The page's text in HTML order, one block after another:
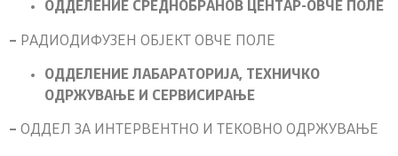
ОДДЕЛЕНИЕ СРЕДНОБРАНОВ ЦЕНТАР-ОВЧЕ ПОЛЕ
– РАДИОДИФУЗЕН ОБЈЕКТ ОВЧЕ ПОЛЕ
ОДДЕЛЕНИЕ ЛАБАРАТОРИЈА, ТЕХНИЧКО
ОДРЖУВАЊЕ И СЕРВИСИРАЊЕ
– ОДДЕЛ ЗА ИНТЕРВЕНТНО И ТЕКОВНО ОДРЖУВАЊЕ